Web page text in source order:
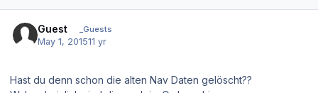
Guest _Guests
May 1, 201511 yr
Hast du denn schon die alten Nav Daten gelöscht??